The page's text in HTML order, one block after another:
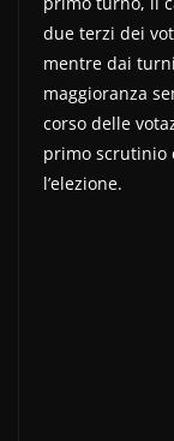
due terzi dei
mentre dai
maggioranza
corso delle
primo scrutinio
l’elezione.